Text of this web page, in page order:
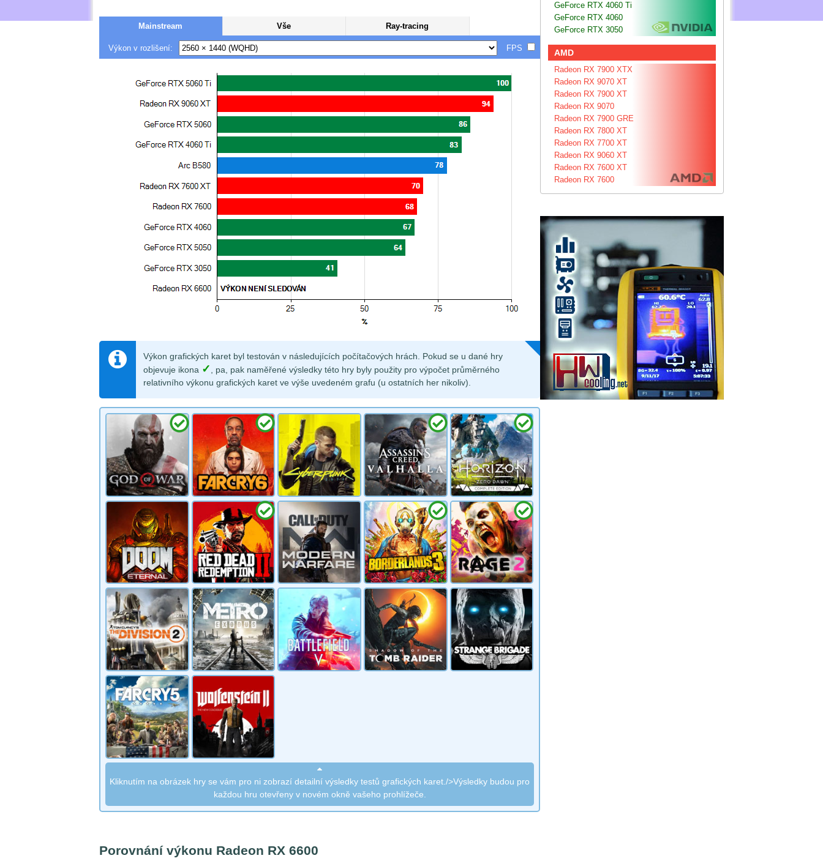
Mainstream Vše Ray-tracing
Výkon v rozlišení: FPS
Výkon grafických karet byl testován v následujících počítačových hrách. Pokud se u dané hry
objevuje ikona ✓
, pa, pak naměřené výsledky této hry byly použity pro výpočet průměrného
relativního výkonu grafických karet ve výše uvedeném grafu (u ostatních her nikoliv).
Kliknutím na obrázek hry se vám pro ni zobrazí detailní výsledky testů grafických karet./>Výsledky budou pro
každou hru otevřeny v novém okně vašeho prohlížeče.
Porovnání výkonu Radeon RX 6600
GeForce RTX 4060 Ti
GeForce RTX 4060
GeForce RTX 3050
AMD
Radeon RX 7900 XTX
Radeon RX 9070 XT
Radeon RX 7900 XT
Radeon RX 9070
Radeon RX 7900 GRE
Radeon RX 7800 XT
Radeon RX 7700 XT
Radeon RX 9060 XT
Radeon RX 7600 XT
Radeon RX 7600